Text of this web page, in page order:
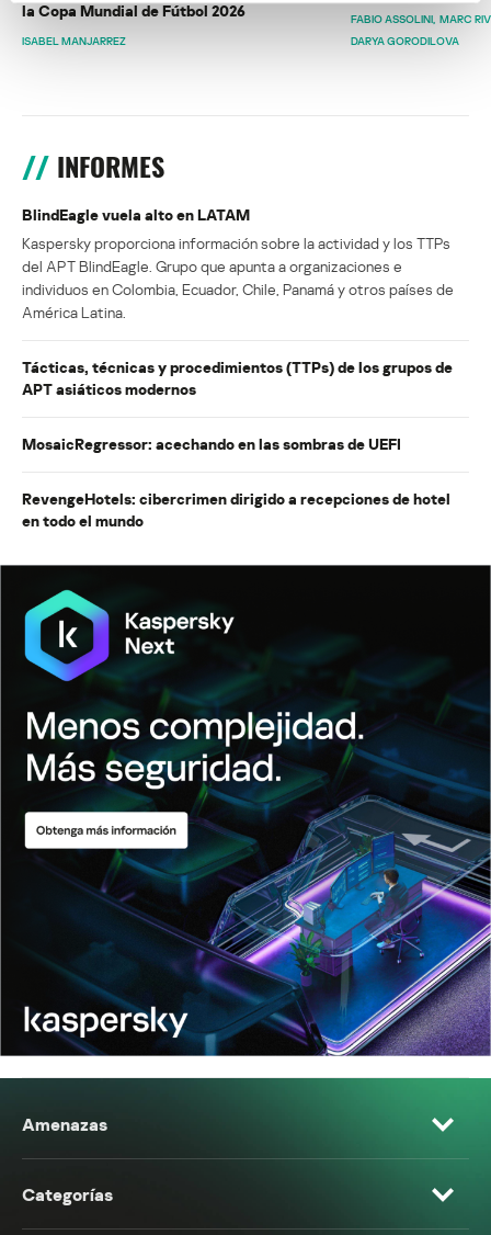
la Copa Mundial de Fútbol 2026
ISABEL MANJARREZ
FABIO ASSOLINI MARC
DARYA GORODILOVA
INFORMES
BlindEagle vuela alto en LATAM
Kaspersky proporciona información sobre la actividad y los TTPs
del APT BlindEagle. Grupo que apunta a organizaciones e
individuos en Colombia, Ecuador, Chile, Panamá y otros países de
América Latina.
Tácticas, técnicas y procedimientos (TTPs) de los grupos de
APT asiáticos modernos
MosaicRegressor: acechando en las sombras de UEFI
RevengeHotels: cibercrimen dirigido a recepciones de hotel
en todo el mundo
Amenazas
Categorías